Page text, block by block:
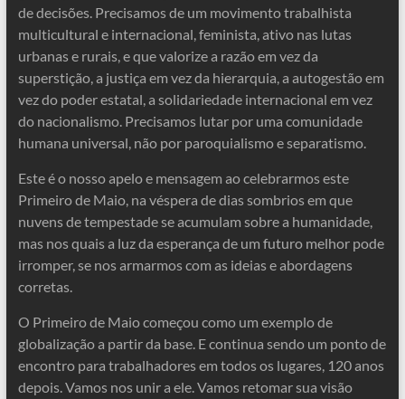
de decisões. Precisamos de um movimento trabalhista
multicultural e internacional, feminista, ativo nas lutas
urbanas e rurais, e que valorize a razão em vez da
superstição, a justiça em vez da hierarquia, a autogestão em
vez do poder estatal, a solidariedade internacional em vez
do nacionalismo. Precisamos lutar por uma comunidade
humana universal, não por paroquialismo e separatismo.
Este é o nosso apelo e mensagem ao celebrarmos este
Primeiro de Maio, na véspera de dias sombrios em que
nuvens de tempestade se acumulam sobre a humanidade,
mas nos quais a luz da esperança de um futuro melhor pode
irromper, se nos armarmos com as ideias e abordagens
corretas.
O Primeiro de Maio começou como um exemplo de
globalização a partir da base. E continua sendo um ponto de
encontro para trabalhadores em todos os lugares, 120 anos
depois. Vamos nos unir a ele. Vamos retomar sua visão